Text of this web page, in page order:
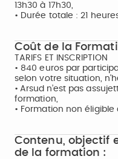
13h30 à 17h30,
• Durée totale : 21
Coût de la
TARIFS ET INSCRIPTION
• 840 euros par
selon votre situation,
• Arsud n’est pas
formation,
• Formation non éligible
Contenu, objectif
de la formation :